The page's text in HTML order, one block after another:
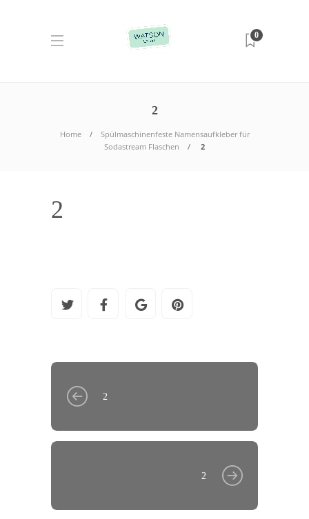
0
2
Home
Spülmaschinenfeste Namensaufkleber für
Sodastream Flaschen
2
2
2
2